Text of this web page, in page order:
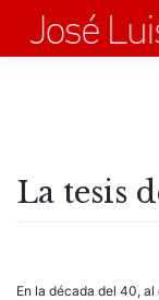
contenido
La tesis
En la década del 40,